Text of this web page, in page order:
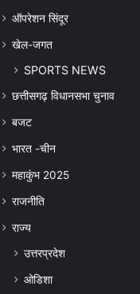
ऑपरेशन सिंदूर
खेल-जगत
SPORTS NEWS
छत्तीसगढ़ विधानसभा चुनाव
बजट
भारत -चीन
महाकुंभ 2025
राजनीति
राज्य
उत्तरप्रदेश
ओडिशा